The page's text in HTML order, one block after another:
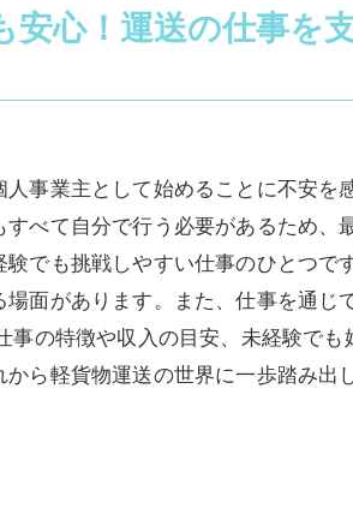
安心！運送の仕事を
事業主として始めることに不安
べて自分で行う必要があるため
でも挑戦しやすい仕事のひとつ
面があります。また、仕事を通
の特徴や収入の目安、未経験で
ら軽貨物運送の世界に一歩踏み